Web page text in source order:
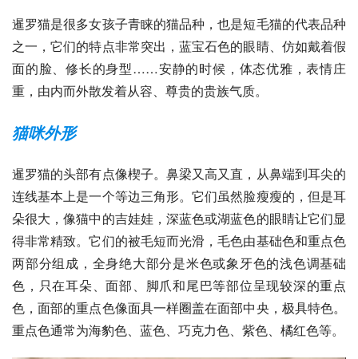
暹罗猫是很多女孩子青睐的猫品种，也是短毛猫的代表品种
之一，它们的特点非常突出，蓝宝石色的眼睛、仿如戴着假
面的脸、修长的身型……安静的时候，体态优雅，表情庄
重，由内而外散发着从容、尊贵的贵族气质。
猫咪外形
暹罗猫的头部有点像楔子。鼻梁又高又直，从鼻端到耳尖的
连线基本上是一个等边三角形。它们虽然脸瘦瘦的，但是耳
朵很大，像猫中的吉娃娃，深蓝色或湖蓝色的眼睛让它们显
得非常精致。它们的被毛短而光滑，毛色由基础色和重点色
两部分组成，全身绝大部分是米色或象牙色的浅色调基础
色，只在耳朵、面部、脚爪和尾巴等部位呈现较深的重点
色，面部的重点色像面具一样圈盖在面部中央，极具特色。
重点色通常为海豹色、蓝色、巧克力色、紫色、橘红色等。